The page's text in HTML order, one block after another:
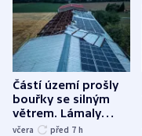
Částí území prošly
bouřky se silným
větrem. Lámaly
stromy a poničily
včera před 7 h